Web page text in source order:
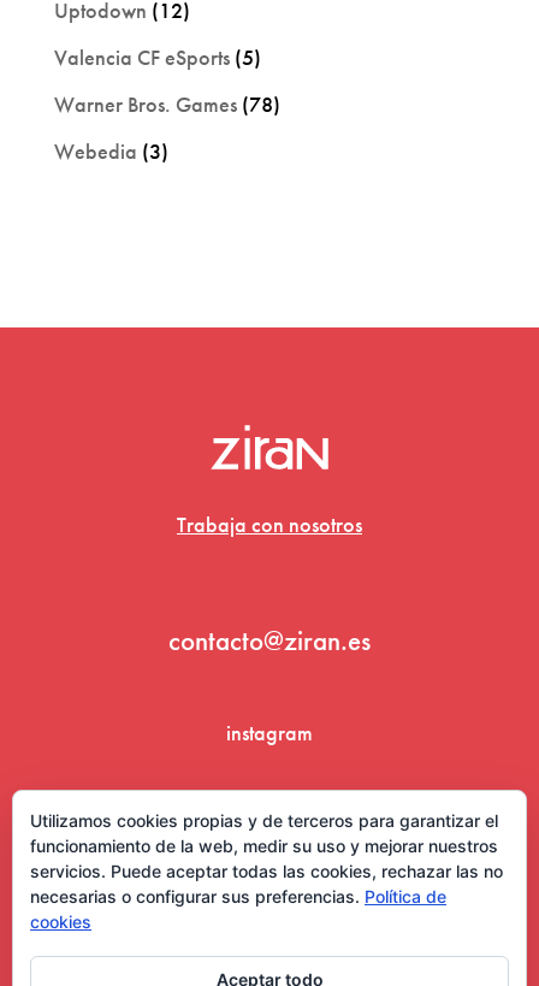
Uptodown (12)
Valencia CF eSports(5)
Warner Bros. Games(78)
Webedia (3)
Trabaja con nosotros
contacto@ziran.es
instagram
Utilizamos cookies propias y de terceros para garantizar el
funcionamiento de la web, medir su uso y mejorar nuestros
servicios. Puede aceptar todas las cookies, rechazar las no
necesarias o configurar sus preferencias. Política de
cookies
Aceptar todo